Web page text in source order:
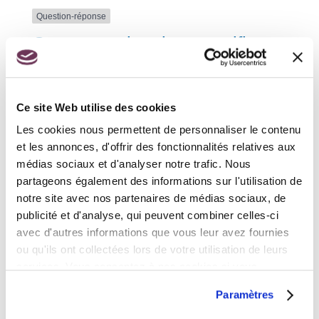
Ce site Web utilise des cookies
Les cookies nous permettent de personnaliser le contenu
et les annonces, d'offrir des fonctionnalités relatives aux
médias sociaux et d'analyser notre trafic. Nous
partageons également des informations sur l'utilisation de
notre site avec nos partenaires de médias sociaux, de
publicité et d'analyse, qui peuvent combiner celles-ci
avec d'autres informations que vous leur avez fournies
ou qu'ils ont collectées lors de votre utilisation de leurs
Paramètres
Question-réponse
Comment obtenir un certificat
de position militaire ?
administrative (Première ministre)
Si vous êtes un homme né avant 1979 et avez été
exempté ou dispensé du service national, le <span
class="expression">certificat de position
militaire</span> permet d'attester de la régularité de
votre situation. Le service à contacter pour obtenir le
certificat dépend de votre lieu d'habitation actuel.
Vous habitez en métropole